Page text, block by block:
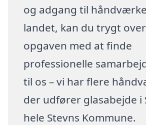
og adgang til
landet, kan du trygt
opgaven med at finde
professionelle
til os – vi har flere
der udfører glasabejde i
hele Stevns Kommune.